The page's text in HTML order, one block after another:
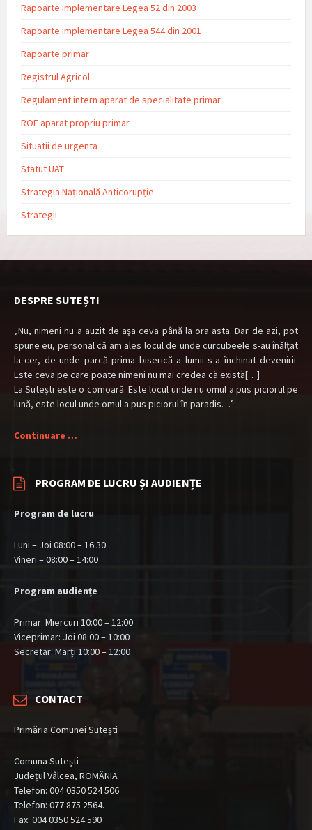
Rapoarte implementare Legea 52 din 2003
Rapoarte implementare Legea 544 din 2001
Rapoarte primar
Registrul Agricol
Regulament intern aparat de specialitate primar
ROF aparat propriu primar
Situatii de urgenta
Statut UAT
Strategia Națională Anticorupție
Strategii
DESPRE SUTEȘTI
„Nu, nimeni nu a auzit de aşa ceva până la ora asta. Dar de azi, pot
spune eu, personal că am ales locul de unde curcubeele s-au înălţat
la cer, de unde parcă prima biserică a lumii s-a închinat devenirii.
Este ceva pe care poate nimeni nu mai credea că există[…]
La Suteşti este o comoară. Este locul unde nu omul a pus piciorul pe
lună, este locul unde omul a pus piciorul în paradis…”
Continuare …
PROGRAM DE LUCRU ȘI AUDIENȚE
Program de lucru
Luni – Joi 08:00 – 16:30
Vineri – 08:00 – 14:00
Program audiențe
Primar: Miercuri 10:00 – 12:00
Viceprimar: Joi 08:00 – 10:00
Secretar: Marți 10:00 – 12:00
CONTACT
Primăria Comunei Sutești
Comuna Sutești
Județul Vâlcea, ROMÂNIA
Telefon: 004 0350 524 506
Telefon: 077 875 2564.
Fax: 004 0350 524 590